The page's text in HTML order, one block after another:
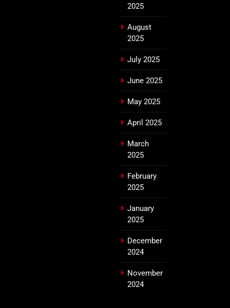
2025
August
2025
July 2025
June 2025
May 2025
April 2025
March
2025
February
2025
January
2025
December
2024
November
2024